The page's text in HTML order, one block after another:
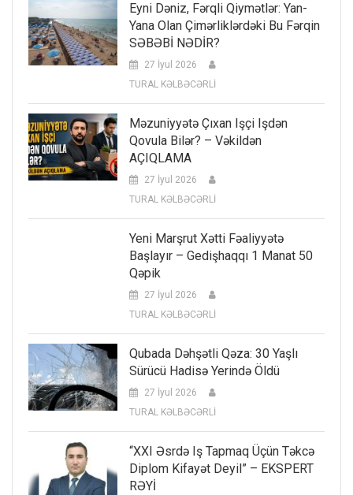
Eyni Dəniz, Fərqli Qiymətlər: Yan-
Yana Olan Çimərliklərdəki Bu Fərqin
SƏBƏBİ NƏDİR?
27 İyul 2026
TURAL KƏLBƏCƏRLİ
Məzuniyyətə Çıxan Işçi Işdən
Qovula Bilər? – Vəkildən
AÇIQLAMA
27 İyul 2026
TURAL KƏLBƏCƏRLİ
Yeni Marşrut Xətti Fəaliyyətə
Başlayır – Gedişhaqqı 1 Manat 50
Qəpik
27 İyul 2026
TURAL KƏLBƏCƏRLİ
Qubada Dəhşətli Qəza: 30 Yaşlı
Sürücü Hadisə Yerində Öldü
27 İyul 2026
TURAL KƏLBƏCƏRLİ
“XXI Əsrdə Iş Tapmaq Üçün Təkcə
Diplom Kifayət Deyil” – EKSPERT
RƏYİ